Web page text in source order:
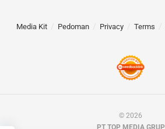
Media Kit Pedoman Privacy Terms
© 2026
PT TOP MEDIA GRUP